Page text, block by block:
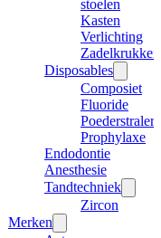
stoelen
Kasten
Verlichting
Zadelkrukken
Disposables
Composiet
Fluoride
Poederstraler
Prophylaxe
Endodontie
Anesthesie
Tandtechniek
Zircon
Merken